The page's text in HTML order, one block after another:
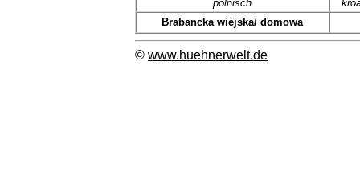
polnisch
Brabancka wiejska/ domowa
© www.huehnerwelt.de